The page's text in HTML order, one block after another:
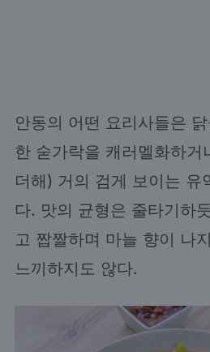
안동의 어떤 요리사들은
한 숟가락을 캐러멜화하거
더해) 거의 검게 보이는 유
다. 맛의 균형은 줄타기하
고 짭짤하며 마늘 향이 나
느끼하지도 않다.